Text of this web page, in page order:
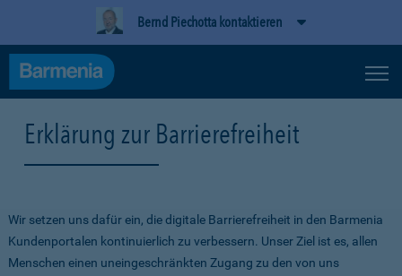
Bernd Piechotta kontaktieren
Erklärung zur Barrierefreiheit
Wir setzen uns dafür ein, die digitale Barrierefreiheit in den Barmenia
Kundenportalen kontinuierlich zu verbessern. Unser Ziel ist es, allen
Menschen einen uneingeschränkten Zugang zu den von uns